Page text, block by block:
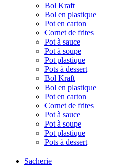
Bol Kraft
Bol en plastique
Pot en carton
Cornet de frites
Pot à sauce
Pot à soupe
Pot plastique
Pots à dessert
Bol Kraft
Bol en plastique
Pot en carton
Cornet de frites
Pot à sauce
Pot à soupe
Pot plastique
Pots à dessert
Sacherie